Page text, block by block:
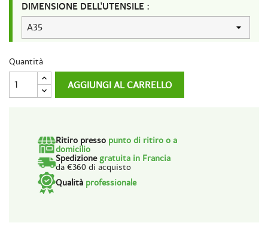
DIMENSIONE DELL'UTENSILE :
Quantità
AGGIUNGI AL CARRELLO
Ritiro presso punto di ritiro o a
domicilio
Spedizionegratuita in Francia
da €360 di acquisto
Qualità professionale